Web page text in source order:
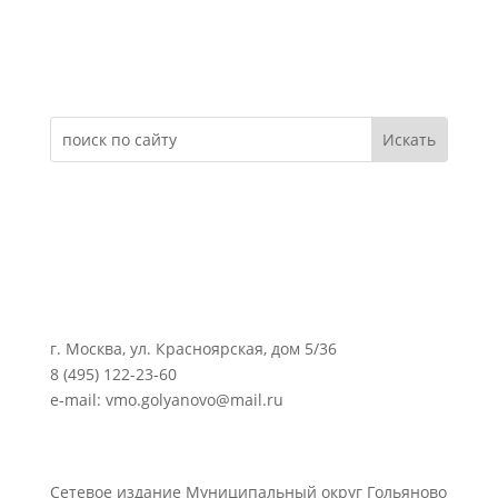
г. Москва, ул. Красноярская, дом 5/36
8 (495) 122-23-60
e-mail: vmo.golyanovo@mail.ru
Сетевое издание Муниципальный округ Гольяново